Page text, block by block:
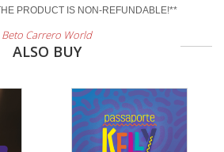
PRODUCT IS NON-REFUNDABLE!**
Beto Carrero World
ALSO BUY